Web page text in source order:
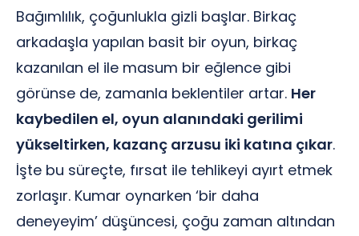
Bağımlılık, çoğunlukla gizli başlar. Birkaç
arkadaşla yapılan basit bir oyun, birkaç
kazanılan el ile masum bir eğlence gibi
görünse de, zamanla beklentiler artar. Her
kaybedilen el, oyun alanındaki gerilimi
yükseltirken, kazanç arzusu iki katına çıkar.
İşte bu süreçte, fırsat ile tehlikeyi ayırt etmek
zorlaşır. Kumar oynarken ‘bir daha
deneyeyim’ düşüncesi, çoğu zaman altından